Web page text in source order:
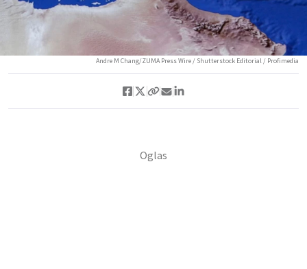
Andre M Chang/ZUMA Press Wire / Shutterstock Editorial / Profimedia